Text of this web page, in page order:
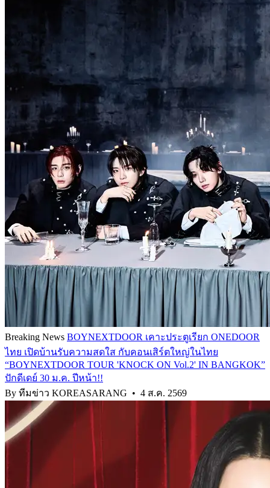
Breaking News BOYNEXTDOOR เคาะประตูเรียก ONEDOOR
ไทย เปิดบ้านรับความสดใส กับคอนเสิร์ตใหญ่ในไทย
“BOYNEXTDOOR TOUR 'KNOCK ON Vol.2' IN BANGKOK”
ปักดีเดย์ 30 ม.ค. ปีหน้า!!
By ทีมข่าว KOREASARANG • 4 ส.ค. 2569